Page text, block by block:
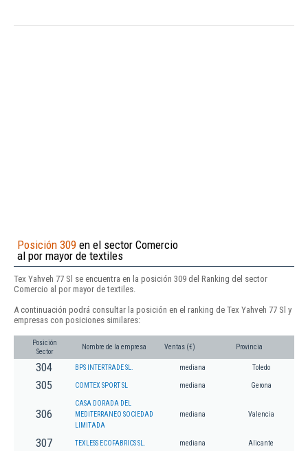
Posición 309 en el sector Comercio
al por mayor de textiles
Tex Yahveh 77 Sl se encuentra en la posición 309 del Ranking del sector
Comercio al por mayor de textiles.
A continuación podrá consultar la posición en el ranking de Tex Yahveh 77 Sl y
empresas con posiciones similares:
Posición
Sector
Nombre de la empresa Ventas (€) Provincia
304 BPS INTERTRADE SL. mediana Toledo
305 COMTEX SPORT SL mediana Gerona
306
CASA DORADA DEL
MEDITERRANEO SOCIEDAD
LIMITADA
mediana Valencia
307 TEXLESS ECOFABRICS SL. mediana Alicante